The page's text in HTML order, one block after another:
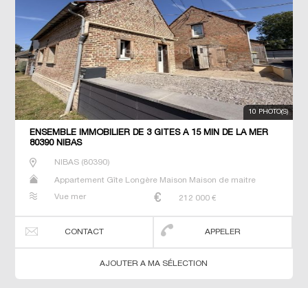
10 PHOTO(S)
ENSEMBLE IMMOBILIER DE 3 GITES À 15 MIN DE LA MER
80390 NIBAS
NIBAS(80390)
Appartement Gîte Longère Maison Maison de maitre
Vue mer
212 000 €
CONTACT APPELER
AJOUTER A MA SÉLECTION